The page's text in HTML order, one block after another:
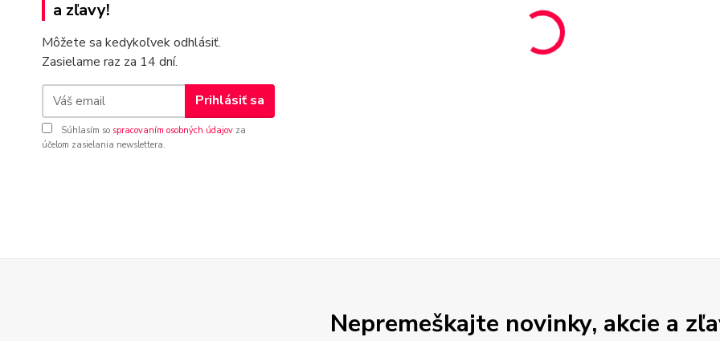
a zľavy!
Môžete sa kedykoľvek odhlásiť.
Zasielame raz za 14 dní.
Prihlásiť sa
Súhlasím so spracovaním osobných údajov za
účelom zasielania newslettera.
Nepremeškajte novinky, akcie a